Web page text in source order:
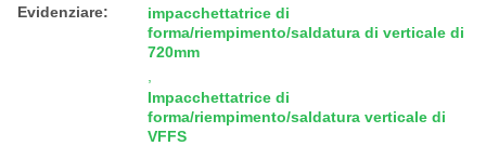
Evidenziare:
impacchettatrice di
forma/riempimento/saldatura di verticale di
720mm
Impacchettatrice di
forma/riempimento/saldatura verticale di
VFFS